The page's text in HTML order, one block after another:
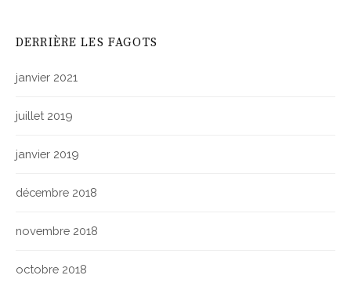
DERRIÈRE LES FAGOTS
janvier 2021
juillet 2019
janvier 2019
décembre 2018
novembre 2018
octobre 2018